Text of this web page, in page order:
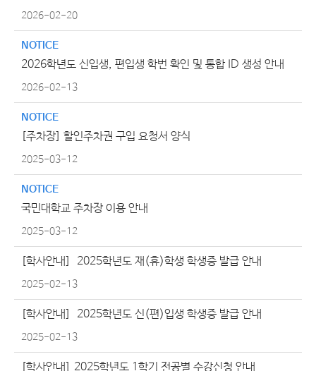
2026-02-20
NOTICE
2026학년도 신입생, 편입생 학번 확인 및 통합 ID 생성 안내
2026-02-13
NOTICE
[주차장] 할인주차권 구입 요청서 양식
2025-03-12
NOTICE
국민대학교 주차장 이용 안내
2025-03-12
[학사안내] 2025학년도 재(휴)학생 학생증 발급 안내
2025-02-13
[학사안내] 2025학년도 신(편)입생 학생증 발급 안내
2025-02-13
[학사안내] 2025학년도 1학기 전공별 수강신청 안내